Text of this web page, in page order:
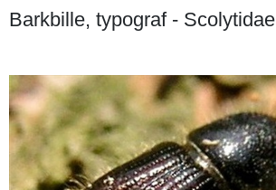
Barkbille, typograf - Scolytidae